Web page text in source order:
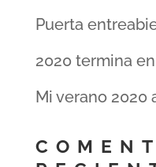
Puerta
2020 termina
Mi verano 2020